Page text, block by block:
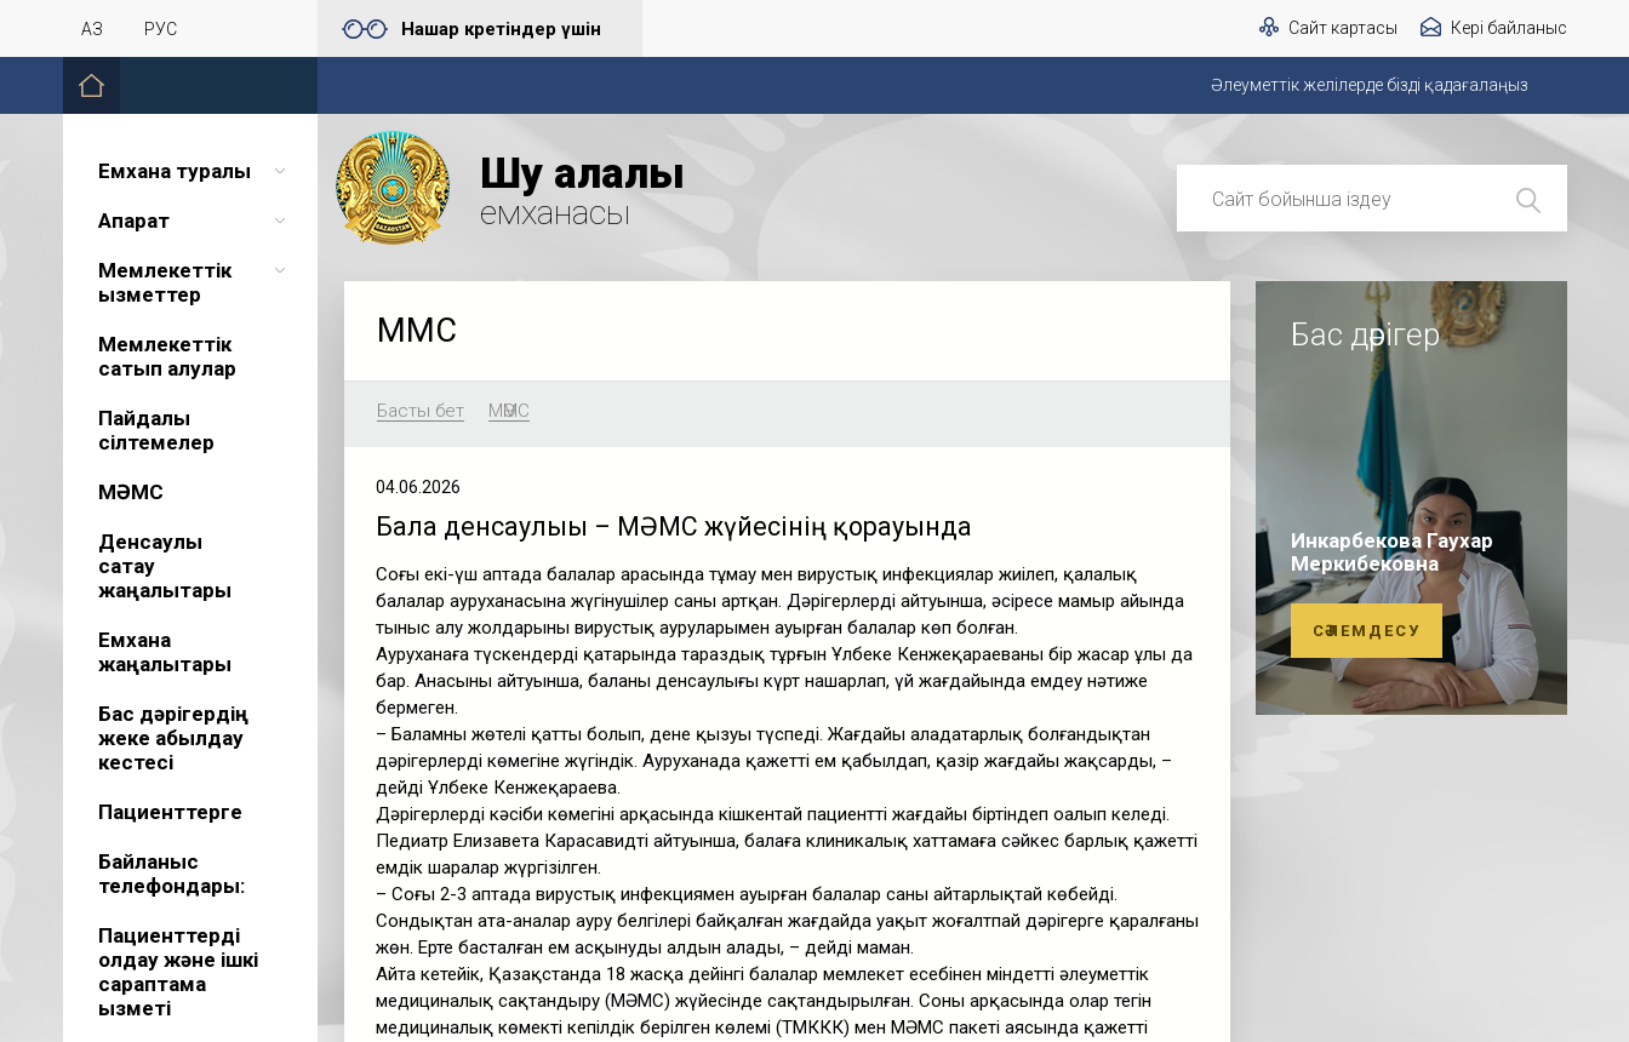
ҚАЗ РУС Нашар көретіндер үшін Сайт картасы Кері байланыс
Әлеуметтік желілерде бізді қадағалаңыз
Емхана туралы
Ақпарат
Мемлекеттік
қызметтер
Мемлекеттік
сатып алулар
Пайдалы
сілтемелер
МӘМС
Денсаулық
сақтау
жаңалықтары
Емхана
жаңалықтары
Бас дәрігердің
жеке қабылдау
кестесі
Пациенттерге
Байланыс
телефондары:
Пациенттерді
қолдау және ішкі
сараптама
қызметі
Шу қалалық
емханасы
МӘМС
Басты бет МӘМС
04.06.2026
Бала денсаулығы – МӘМС жүйесінің қорғауында
Соңғы екі-үш аптада балалар арасында тұмау мен вирустық инфекциялар жиілеп, қалалық
балалар ауруханасына жүгінушілер саны артқан. Дәрігерлердің айтуынша, әсіресе мамыр айында
тыныс алу жолдарының вирустық ауруларымен ауырған балалар көп болған.
Ауруханаға түскендердің қатарында тараздық тұрғын Ұлбеке Кенжеқараеваның бір жасар ұлы да
бар. Анасының айтуынша, баланың денсаулығы күрт нашарлап, үй жағдайында емдеу нәтиже
бермеген.
– Баламның жөтелі қатты болып, дене қызуы түспеді. Жағдайы алаңдатарлық болғандықтан
дәрігерлердің көмегіне жүгіндік. Ауруханада қажетті ем қабылдап, қазір жағдайы жақсарды, –
дейді Ұлбеке Кенжеқараева.
Дәрігерлердің кәсіби көмегінің арқасында кішкентай пациенттің жағдайы біртіндеп оңалып келеді.
Педиатр Елизавета Карасавидтің айтуынша, балаға клиникалық хаттамаға сәйкес барлық қажетті
емдік шаралар жүргізілген.
– Соңғы 2-3 аптада вирустық инфекциямен ауырған балалар саны айтарлықтай көбейді.
Сондықтан ата-аналар ауру белгілері байқалған жағдайда уақыт жоғалтпай дәрігерге қаралғаны
жөн. Ерте басталған ем асқынудың алдын алады, – дейді маман.
Айта кетейік, Қазақстанда 18 жасқа дейінгі балалар мемлекет есебінен міндетті әлеуметтік
медициналық сақтандыру (МӘМС) жүйесінде сақтандырылған. Соның арқасында олар тегін
медициналық көмектің кепілдік берілген көлемі (ТМККК) мен МӘМС пакеті аясында қажетті
Бас дәрігер
Инкарбекова Гаухар
Меркибековна
СӘЛЕМДЕСУ